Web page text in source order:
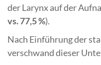
der Larynx auf der
vs. 77,5 %).
Nach Einführung der
verschwand dieser